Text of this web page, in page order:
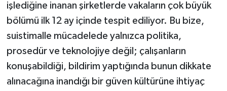
işlediğine inanan şirketlerde vakaların çok büyük
bölümü ilk 12 ay içinde tespit ediliyor. Bu bize,
suistimalle mücadelede yalnızca politika,
prosedür ve teknolojiye değil; çalışanların
konuşabildiği, bildirim yaptığında bunun dikkate
alınacağına inandığı bir güven kültürüne ihtiyaç